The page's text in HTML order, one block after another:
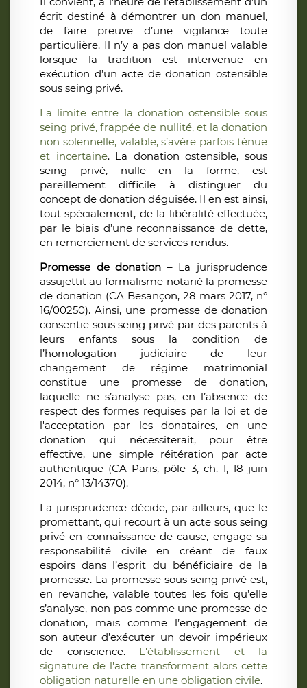
écrit destiné à démontrer un don manuel,
de faire preuve d’une vigilance toute
particulière. Il n’y a pas don manuel valable
lorsque la tradition est intervenue en
exécution d’un acte de donation ostensible
sous seing privé.
La limite entre la donation ostensible sous
seing privé, frappée de nullité, et la donation
non solennelle, valable, s’avère parfois ténue
et incertaine. La donation ostensible, sous
seing privé, nulle en la forme, est
pareillement difficile à distinguer du
concept de donation déguisée. Il en est ainsi,
tout spécialement, de la libéralité effectuée,
par le biais d’une reconnaissance de dette,
en remerciement de services rendus.
Promesse de donation – La jurisprudence
assujettit au formalisme notarié la promesse
de donation (CA Besançon, 28 mars 2017, n°
16/00250). Ainsi, une promesse de donation
consentie sous seing privé par des parents à
leurs enfants sous la condition de
l’homologation judiciaire de leur
changement de régime matrimonial
constitue une promesse de donation,
laquelle ne s’analyse pas, en l’absence de
respect des formes requises par la loi et de
l'acceptation par les donataires, en une
donation qui nécessiterait, pour être
effective, une simple réitération par acte
authentique (CA Paris, pôle 3, ch. 1, 18 juin
2014, n° 13/14370).
La jurisprudence décide, par ailleurs, que le
promettant, qui recourt à un acte sous seing
privé en connaissance de cause, engage sa
responsabilité civile en créant de faux
espoirs dans l’esprit du bénéficiaire de la
promesse. La promesse sous seing privé est,
en revanche, valable toutes les fois qu’elle
s’analyse, non pas comme une promesse de
donation, mais comme l’engagement de
son auteur d’exécuter un devoir impérieux
de conscience. L'établissement et la
signature de l'acte transforment alors cette
obligation naturelle en une obligation civile.